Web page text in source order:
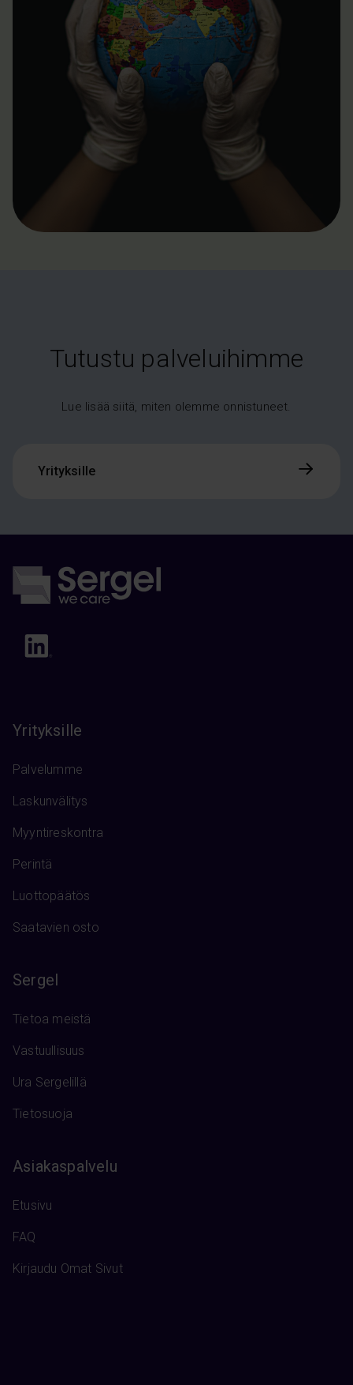
Tutustu palveluihimme
Lue lisää siitä, miten olemme onnistuneet.
Yrityksille
Yrityksille
Palvelumme
Laskunvälitys
Myyntireskontra
Perintä
Luottopäätös
Saatavien osto
Sergel
Tietoa meistä
Vastuullisuus
Ura Sergelillä
Tietosuoja
Asiakaspalvelu
Etusivu
FAQ
Kirjaudu Omat Sivut